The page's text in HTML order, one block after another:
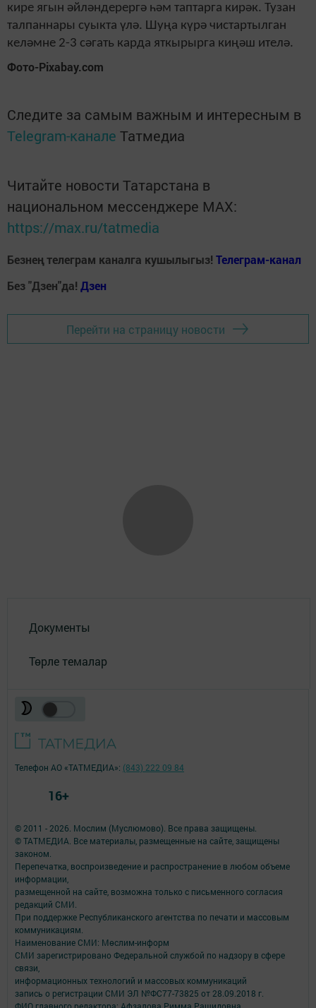
кире ягын әйләндерергә һәм таптарга кирәк. Тузан
талпаннары суыкта үлә. Шуңа күрә чистартылган
келәмне 2-3 сәгать карда яткырырга киңәш ителә.
Фото-Pixabay.com
Следите за самым важным и интересным в
Telegram-канале Татмедиа
Читайте новости Татарстана в
национальном мессенджере MАХ:
https://max.ru/tatmedia
Безнең телеграм каналга кушылыгыз! Телеграм-канал
Без "Дзен"да! Дзен
Перейти на страницу новости
Документы
Төрле темалар
© 2011 - 2026. Мослим (Муслюмово). Все права защищены.
© ТАТМЕДИА. Все материалы, размещенные на сайте, защищены
законом.
Перепечатка, воспроизведение и распространение в любом объеме
информации,
размещенной на сайте, возможна только с письменного согласия
редакций СМИ.
При поддержке Республиканского агентства по печати и массовым
коммуникациям.
Наименование СМИ: Мөслим-информ
СМИ зарегистрировано Федеральной службой по надзору в сфере
связи,
информационных технологий и массовых коммуникаций
запись о регистрации СМИ ЭЛ №ФС77-73825 от 28.09.2018 г.
ФИО главного редактора: Афзалова Римма Рашидовна
Телефон АО «ТАТМЕДИА»: (843) 222 09 84
16+